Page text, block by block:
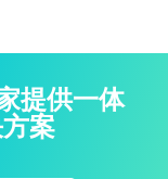
提供一体
案